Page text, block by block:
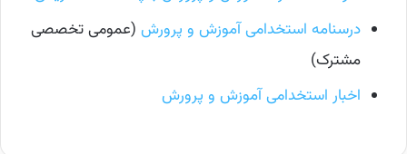
درسنامه استخدامی آموزش و پرورش (عمومی تخصصی
مشترک)
اخبار استخدامی آموزش و پرورش